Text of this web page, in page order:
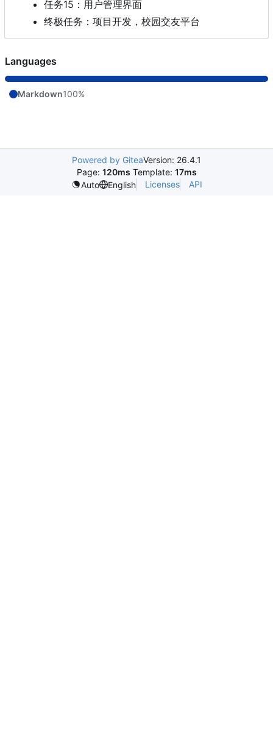
任务15：用户管理界面
终极任务：项目开发，校园交友平台
Languages
Markdown100%
Powered by GiteaVersion: 26.4.1
Page: 120ms Template: 17ms
Auto
English Licenses API